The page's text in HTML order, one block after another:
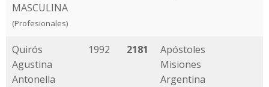
MASCULINA
(Profesionales)
Quirós
Agustina
Antonella
1992 2181
Apóstoles
Misiones
Argentina